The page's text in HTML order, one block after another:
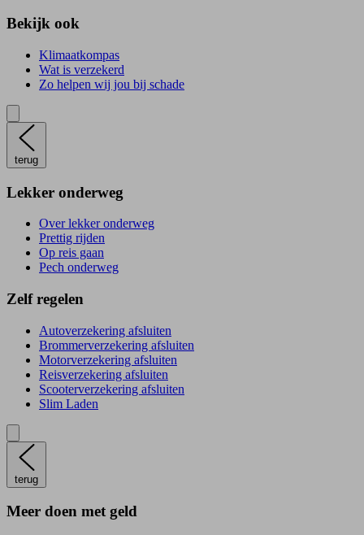
Bekijk ook
Klimaatkompas
Wat is verzekerd
Zo helpen wij jou bij schade
terug
Lekker onderweg
Over lekker onderweg
Prettig rijden
Op reis gaan
Pech onderweg
Zelf regelen
Autoverzekering afsluiten
Brommerverzekering afsluiten
Motorverzekering afsluiten
Reisverzekering afsluiten
Scooterverzekering afsluiten
Slim Laden
terug
Meer doen met geld